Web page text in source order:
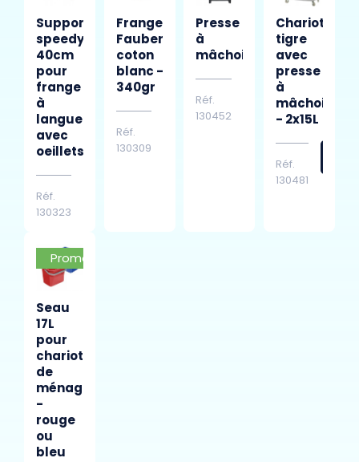
Support
speedy
40cm
pour
frange
à
languettes
avec
oeillets
Réf.
130323
Frange
Faubert
coton
blanc -
340gr
Réf.
130309
Presse
à
mâchoires
Réf.
130452
Chariot
tigre
avec
presse
à
mâchoires
- 2x15L
Réf.
130481
Seau
17L
pour
chariot
de
ménage
-
rouge
ou
bleu
Promo